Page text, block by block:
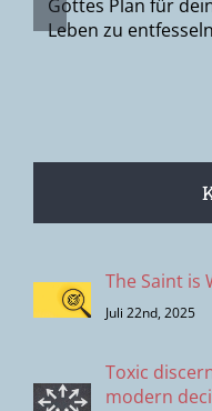
The Saint is
Juli 22nd, 2025
Toxic
modern